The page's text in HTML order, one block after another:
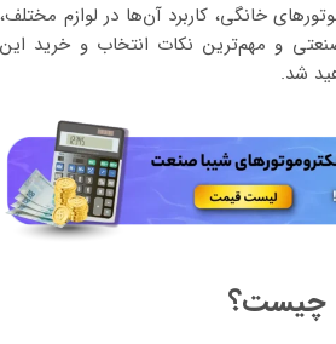
خانگی، کاربرد آن‌ها در لوازم مختلف،
و مهم‌ترین نکات انتخاب و خرید این
شد.
چیست؟